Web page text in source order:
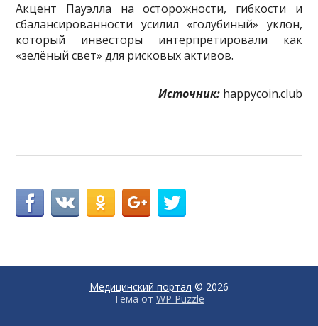
Акцент Пауэлла на осторожности, гибкости и
сбалансированности усилил «голубиный» уклон,
который инвесторы интерпретировали как
«зелёный свет» для рисковых активов.
Источник: happycoin.club
Медицинский портал © 2026
Тема от WP Puzzle